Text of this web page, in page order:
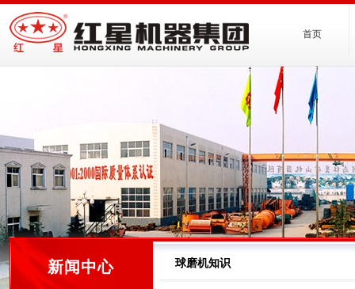
首页
新闻中心 球磨机知识